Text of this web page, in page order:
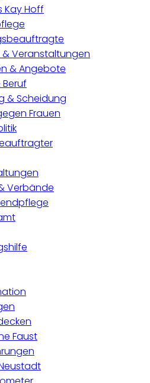
Kay Hoff
& Veranstaltungen
& Angebote
Beruf
& Scheidung
Frauen
Verbände
Faust